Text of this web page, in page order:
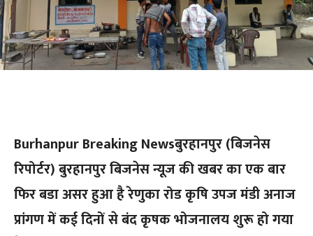
Burhanpur Breaking Newsबुरहानपुर (बिजनेस
रिपोर्टर) बुरहानपुर बिजनेस न्यूज की खबर का एक बार
फिर बडा असर हुआ है रेणुका रोड कृषि उपज मंडी अनाज
प्रांगण में कई दिनों से बंद कृषक भोजनालय शुरू हो गया